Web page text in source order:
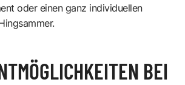
oder einen ganz individuellen
BEI